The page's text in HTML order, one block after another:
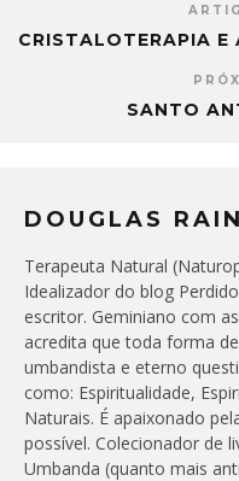
CRISTALOTERAPIA E
SANTO
DOUGLAS
Terapeuta Natural
Idealizador do blog
escritor. Geminiano com
acredita que toda forma
umbandista e eterno
como: Espiritualidade,
Naturais. É apaixonado
possível. Colecionador de
Umbanda (quanto mais